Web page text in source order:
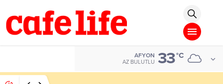
Deneme Bonusu Veren Siteler
AFYON
AZ BULUTLU 33°C